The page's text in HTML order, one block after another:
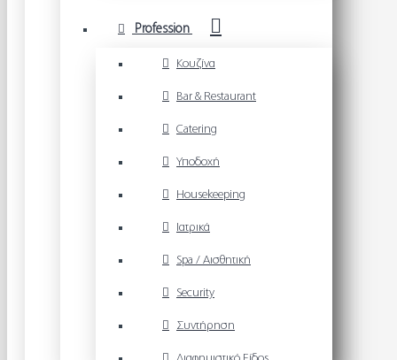
Profession
Κουζίνα
Bar & Restaurant
Catering
Υποδοχή
Housekeeping
Ιατρικά
Spa / Αισθητική
Security
Συντήρηση